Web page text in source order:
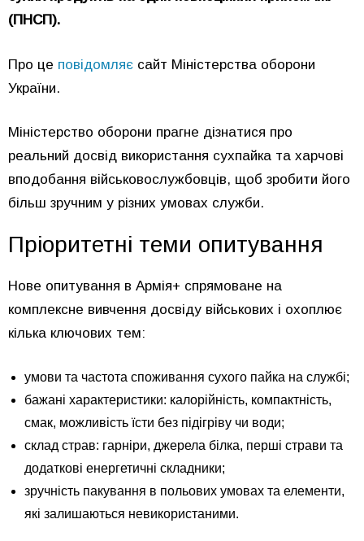
(ПНСП).
Про це повідомляє сайт Міністерства оборони
України.
Міністерство оборони прагне дізнатися про
реальний досвід використання сухпайка та харчові
вподобання військовослужбовців, щоб зробити його
більш зручним у різних умовах служби.
Пріоритетні теми опитування
Нове опитування в Армія+ спрямоване на
комплексне вивчення досвіду військових і охоплює
кілька ключових тем:
умови та частота споживання сухого пайка на службі;
бажані характеристики: калорійність, компактність,
смак, можливість їсти без підігріву чи води;
склад страв: гарніри, джерела білка, перші страви та
додаткові енергетичні складники;
зручність пакування в польових умовах та елементи,
які залишаються невикористаними.